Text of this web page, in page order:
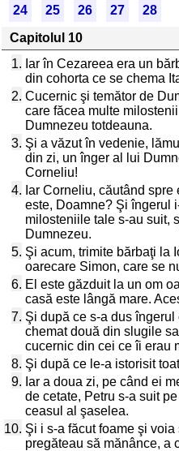
24 25 26 27
28
Capitolul 10
1. Iar în Cezareea era un
din cohorta ce se chema
2. Cucernic şi temător de
care făcea multe
Dumnezeu totdeauna.
3. Şi a văzut în vedenie,
din zi, un înger al lui
Corneliu!
4. Iar Corneliu, căutând
este, Doamne? Şi îngerul
milosteniile tale s-au suit,
Dumnezeu.
5. Şi acum, trimite bărbaţi la
oarecare Simon, care se
6. El este găzduit la un om
casă este lângă mare.
7. Şi după ce s-a dus
chemat două din slugile
cucernic din cei ce îi erau
8. Şi după ce le-a istorisit
9. Iar a doua zi, pe când ei
de cetate, Petru s-a suit
ceasul al şaselea.
10. Şi i s-a făcut foame şi
pregăteau să mănânce, a